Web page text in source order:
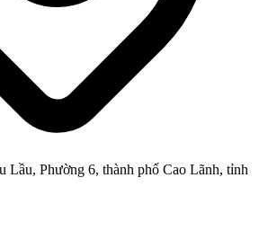
Lầu, Phường 6, thành phố Cao Lãnh, tỉnh